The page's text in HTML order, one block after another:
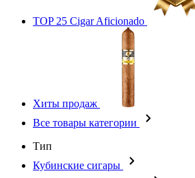
TOP 25 Cigar Aficionado
Хиты продаж
Все товары категории
Тип
Кубинские сигары